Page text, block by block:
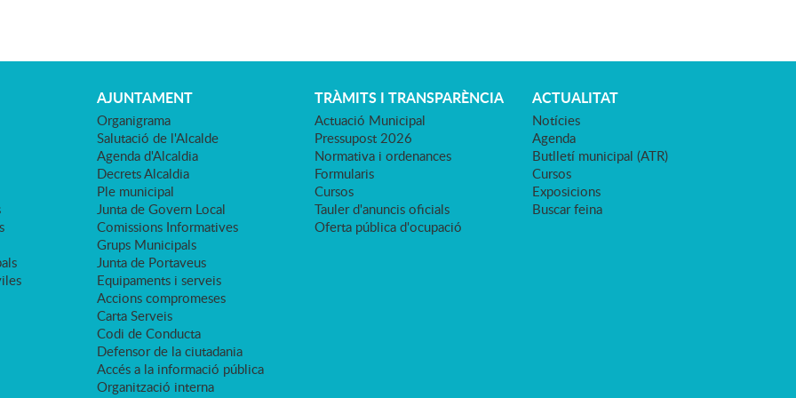
AJUNTAMENT
Organigrama
Salutació de l'Alcalde
Agenda d'Alcaldia
Decrets Alcaldia
Ple municipal
Junta de Govern Local
Comissions Informatives
Grups Municipals
Junta de Portaveus
Equipaments i serveis
Accions compromeses
Carta Serveis
Codi de Conducta
Defensor de la ciutadania
Accés a la informació pública
Organització interna
TRÀMITS I TRANSPARÈNCIA
Actuació Municipal
Pressupost 2026
Normativa i ordenances
Formularis
Cursos
Tauler d'anuncis oficials
Oferta pública d'ocupació
ACTUALITAT
Notícies
Agenda
Butlletí municipal (ATR)
Cursos
Exposicions
Buscar feina